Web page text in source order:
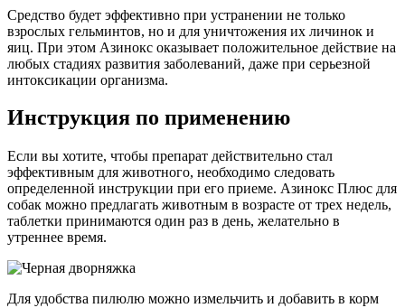
Средство будет эффективно при устранении не только
взрослых гельминтов, но и для уничтожения их личинок и
яиц. При этом Азинокс оказывает положительное действие на
любых стадиях развития заболеваний, даже при серьезной
интоксикации организма.
Инструкция по применению
Если вы хотите, чтобы препарат действительно стал
эффективным для животного, необходимо следовать
определенной инструкции при его приеме. Азинокс Плюс для
собак можно предлагать животным в возрасте от трех недель,
таблетки принимаются один раз в день, желательно в
утреннее время.
Для удобства пилюлю можно измельчить и добавить в корм